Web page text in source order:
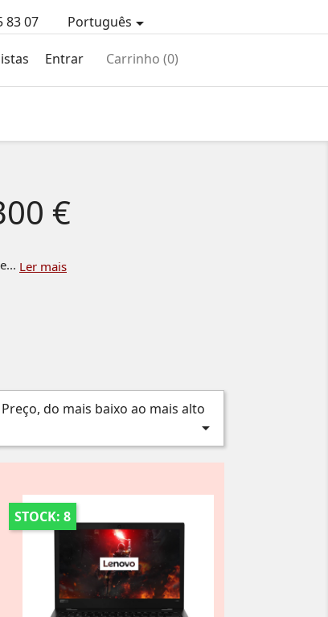
83 07 Português
Entrar Carrinho (0)
€
Ler mais
Preço, do mais baixo ao mais alto

STOCK: 8